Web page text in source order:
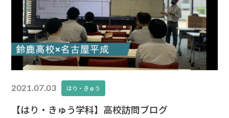
2021.07.03 はり・きゅう
【はり・きゅう学科】高校訪問ブログ